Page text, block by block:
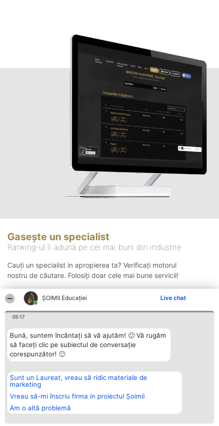
ȘOIMII Educației Live chat
05:17
Bună, suntem încântați să vă ajutăm! 🙂 Vă rugăm
să faceți clic pe subiectul de conversație
corespunzător! 🙂
Sunt un Laureat, vreau să ridic materiale de
marketing
Vreau să-mi înscriu firma in proiectul Șoimii
Am o altă problemă
Gasește un specialist
Ranking-ul îi adună pe cei mai buni din industrie
Cauți un specialist in apropierea ta? Verificați motorul
nostru de căutare. Folosiți doar cele mai bune servicii!
Organizator Ranking
BRIGHT SOLUTIONS BR SRL
Aleea Timisul De Sus 2 Bl. A30
Sc. A Et. 4 Ap. 13 Cod 061952
București
CUI 36737675
Plebiscyt
Lista Tuturor
Laureaților
Statut
Contact